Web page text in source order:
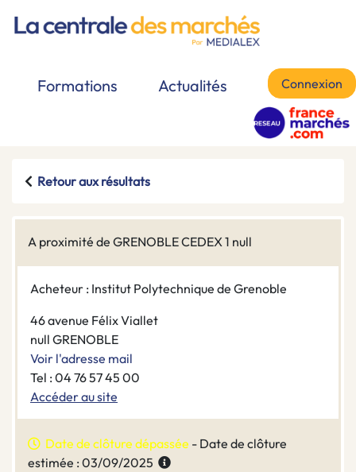
Formations Actualités Connexion
Retour aux résultats
A proximité de GRENOBLE CEDEX 1 null
Acheteur : Institut Polytechnique de Grenoble
46 avenue Félix Viallet
null GRENOBLE
Voir l'adresse mail
Tel : 04 76 57 45 00
Accéder au site
Date de clôture dépassée - Date de clôture
estimée : 03/09/2025